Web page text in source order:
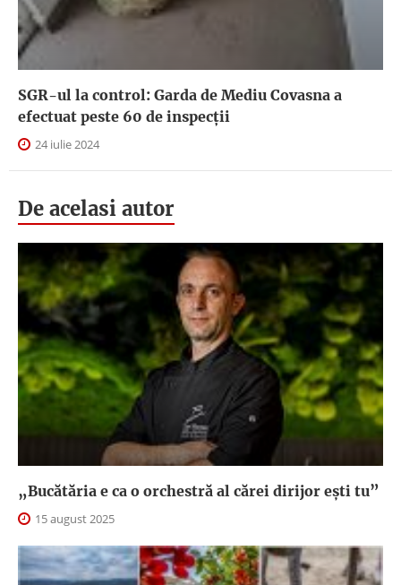
SGR-ul la control: Garda de Mediu Covasna a
efectuat peste 60 de inspecţii
24 iulie 2024
De acelasi autor
„Bucătăria e ca o orchestră al cărei dirijor ești tu”
15 august 2025